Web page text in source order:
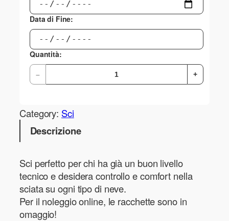
Data di Fine:
Quantità:
– +
Category: Sci
Descrizione
Sci perfetto per chi ha già un buon livello
tecnico e desidera controllo e comfort nella
sciata su ogni tipo di neve.
Per il noleggio online, le racchette sono in
omaggio!